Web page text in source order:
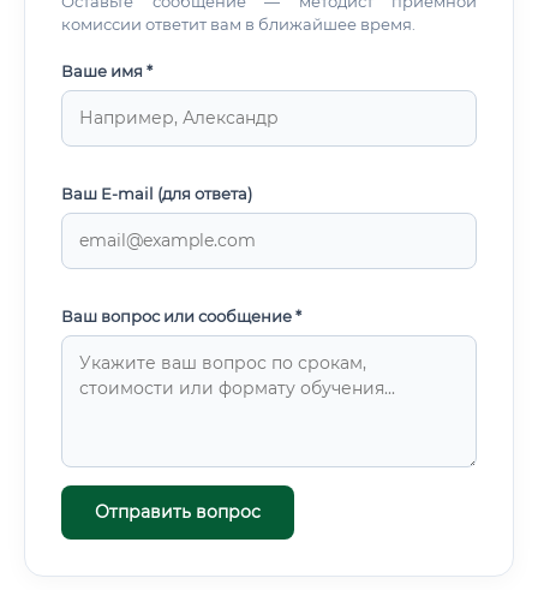
комиссии ответит вам в ближайшее время.
Ваше имя *
Ваш E-mail (для ответа)
Ваш вопрос или сообщение *
Отправить вопрос